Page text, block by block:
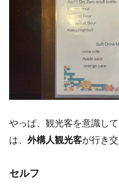
やっぱ、観光客を意識し
は、 外構人観光客が行き交
セルフ